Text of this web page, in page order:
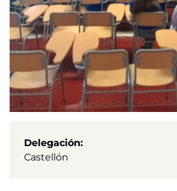
Delegación
Castellón